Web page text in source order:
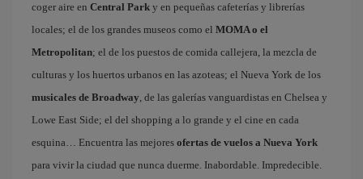
coger aire en Central Park y en pequeñas cafeterías y librerías
locales; el de los grandes museos como el MOMA o el
Metropolitan; el de los puestos de comida callejera, la mezcla de
culturas y los huertos urbanos en las azoteas; el Nueva York de los
musicales de Broadway, de las galerías vanguardistas en Chelsea y
Lowe East Side; el del shopping a lo grande y el cine en cada
esquina… Encuentra las mejores ofertas de vuelos a Nueva York
para vivir la ciudad que nunca duerme. Inabordable. Impredecible.